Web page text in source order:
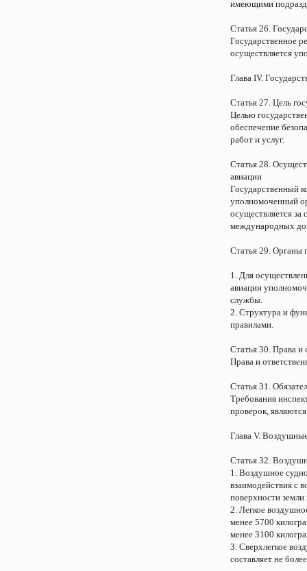
имеющими
Статья 26.
Государственное
осуществляется
Глава IV.
Статья 27. Цель
Целью
обеспечение
работ и услуг.
Статья 28.
авиации
Государственный
уполномоченный
осуществляется
международных
Статья 29. Органы
1. Для
авиации
службы.
2. Структура и
правилами.
Статья 30. Права и
Права и
Статья 31.
Требования
проверок,
Глава V.
Статья 32.
1. Воздушное
взаимодействия с
поверхности
2. Легкое
менее 5700
менее 3100
3. Сверхлегкое
составляет не